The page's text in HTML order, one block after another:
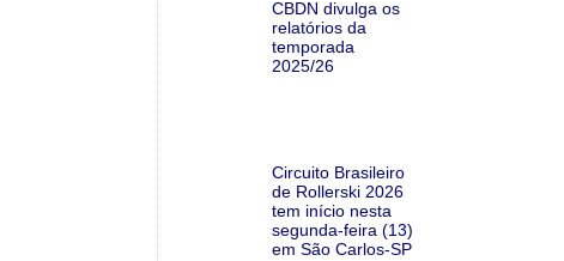
CBDN divulga os
relatórios da
temporada
2025/26
Circuito Brasileiro
de Rollerski 2026
tem início nesta
segunda-feira (13)
em São Carlos-SP